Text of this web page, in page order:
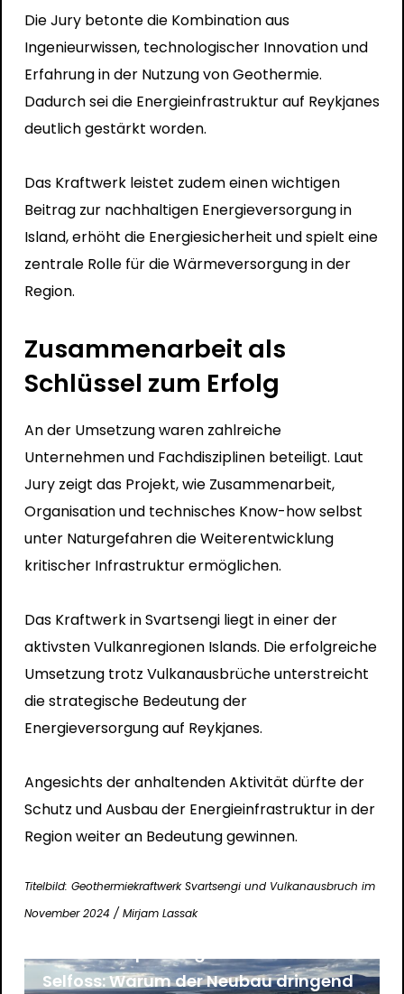
Die Jury betonte die Kombination aus
Ingenieurwissen, technologischer Innovation und
Erfahrung in der Nutzung von Geothermie.
Dadurch sei die Energieinfrastruktur auf Reykjanes
deutlich gestärkt worden.
Das Kraftwerk leistet zudem einen wichtigen
Beitrag zur nachhaltigen Energieversorgung in
Island, erhöht die Energiesicherheit und spielt eine
zentrale Rolle für die Wärmeversorgung in der
Region.
Zusammenarbeit als
Schlüssel zum Erfolg
An der Umsetzung waren zahlreiche
Unternehmen und Fachdisziplinen beteiligt. Laut
Jury zeigt das Projekt, wie Zusammenarbeit,
Organisation und technisches Know-how selbst
unter Naturgefahren die Weiterentwicklung
kritischer Infrastruktur ermöglichen.
Das Kraftwerk in Svartsengi liegt in einer der
aktivsten Vulkanregionen Islands. Die erfolgreiche
Umsetzung trotz Vulkanausbrüche unterstreicht
die strategische Bedeutung der
Energieversorgung auf Reykjanes.
Angesichts der anhaltenden Aktivität dürfte der
Schutz und Ausbau der Energieinfrastruktur in der
Region weiter an Bedeutung gewinnen.
Titelbild: Geothermiekraftwerk Svartsengi und Vulkanausbruch im
November 2024 / Mirjam Lassak
News
Selfoss: Warum der Neubau dringend